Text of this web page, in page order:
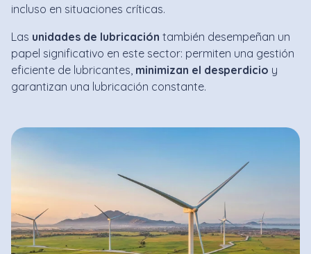
incluso en situaciones críticas.
Las unidades de lubricación también desempeñan un
papel significativo en este sector: permiten una gestión
eficiente de lubricantes, minimizan el desperdicio y
garantizan una lubricación constante.